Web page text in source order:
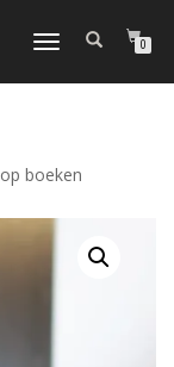
SCHAKEL
MENU
0
boeken